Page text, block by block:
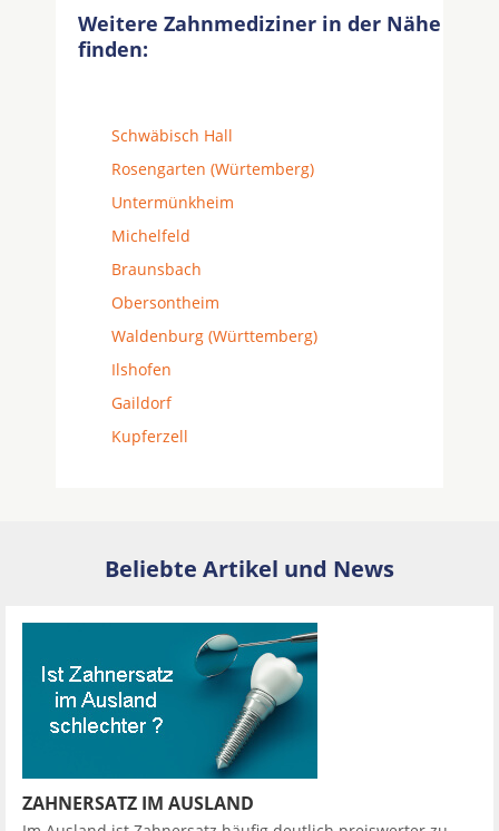
Weitere Zahnmediziner in der Nähe
finden:
Schwäbisch Hall
Rosengarten (Würtemberg)
Untermünkheim
Michelfeld
Braunsbach
Obersontheim
Waldenburg (Württemberg)
Ilshofen
Gaildorf
Kupferzell
Beliebte Artikel und News
ZAHNERSATZ IM AUSLAND